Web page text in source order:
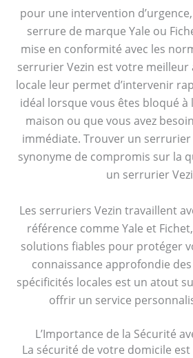
pour une intervention d’urgence,
serrure de marque Yale ou
mise en conformité avec les
serrurier Vezin est votre meilleur
locale leur permet d’intervenir
idéal lorsque vous êtes bloqué à
maison ou que vous avez
immédiate. Trouver un serrurier
synonyme de compromis sur la
un serrurier
Les serruriers Vezin travaillent
référence comme Yale et
solutions fiables pour protéger
connaissance approfondie
spécificités locales est un atout
offrir un service
L’Importance de la Sécurité
La sécurité de votre domicile